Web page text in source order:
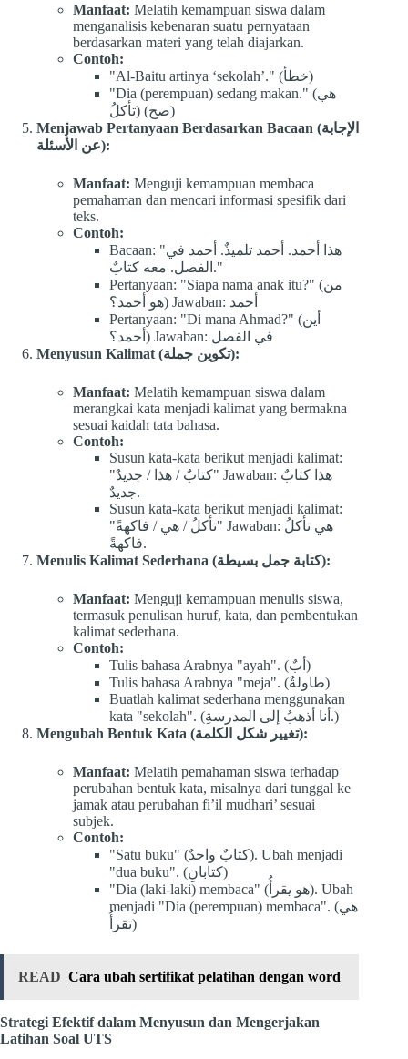
Manfaat: Melatih kemampuan siswa dalam
menganalisis kebenaran suatu pernyataan
berdasarkan materi yang telah diajarkan.
Contoh:
"Al-Baitu artinya ‘sekolah’." (خطأ)
"Dia (perempuan) sedang makan." (هي
تأكلُ) (صح)
Menjawab Pertanyaan Berdasarkan Bacaan (الإجابة
عن الأسئلة):
Manfaat: Menguji kemampuan membaca
pemahaman dan mencari informasi spesifik dari
teks.
Contoh:
Bacaan: "هذا أحمد. أحمد تلميذٌ. أحمد في
الفصل. معه كتابٌ."
Pertanyaan: "Siapa nama anak itu?" (من
هو أحمد؟) Jawaban: أحمد
Pertanyaan: "Di mana Ahmad?" (أين
أحمد؟) Jawaban: في الفصل
Menyusun Kalimat (تكوين جملة):
Manfaat: Melatih kemampuan siswa dalam
merangkai kata menjadi kalimat yang bermakna
sesuai kaidah tata bahasa.
Contoh:
Susun kata-kata berikut menjadi kalimat:
"كتابٌ / هذا / جديدٌ" Jawaban: هذا كتابٌ
جديدٌ.
Susun kata-kata berikut menjadi kalimat:
"تأكلُ / هي / فاكهةً" Jawaban: هي تأكلُ
فاكهةً.
Menulis Kalimat Sederhana (كتابة جمل بسيطة):
Manfaat: Menguji kemampuan menulis siswa,
termasuk penulisan huruf, kata, dan pembentukan
kalimat sederhana.
Contoh:
Tulis bahasa Arabnya "ayah". (أبٌ)
Tulis bahasa Arabnya "meja". (طاولةٌ)
Buatlah kalimat sederhana menggunakan
kata "sekolah". (أنا أذهبُ إلى المدرسةِ.)
Mengubah Bentuk Kata (تغيير شكل الكلمة):
Manfaat: Melatih pemahaman siswa terhadap
perubahan bentuk kata, misalnya dari tunggal ke
jamak atau perubahan fi’il mudhari’ sesuai
subjek.
Contoh:
"Satu buku" (كتابٌ واحدٌ). Ubah menjadi
"dua buku". (كتابانِ)
"Dia (laki-laki) membaca" (هو يقرأُ). Ubah
menjadi "Dia (perempuan) membaca". (هي
تقرأُ)
READ Cara ubah sertifikat pelatihan dengan word
Strategi Efektif dalam Menyusun dan Mengerjakan
Latihan Soal UTS